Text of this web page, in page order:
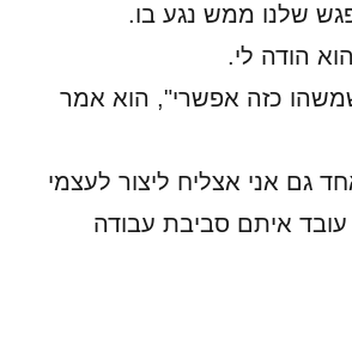
שלנו ממש נגע בו.
הודה לי.
כזה אפשרי", הוא אמר
גם אני אצליח ליצור לעצמי
עובד איתם סביבת עבודה